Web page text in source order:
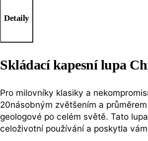
Detaily
Skládací kapesní lupa
Pro milovníky klasiky a
20násobným zvětšením a
geologové po celém světě. Tato
celoživotní používání a poskytla